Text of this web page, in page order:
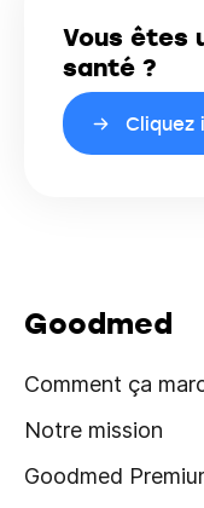
Vous êtes
santé ?
Cliquez
Goodmed
Comment ça
Notre mission
Goodmed